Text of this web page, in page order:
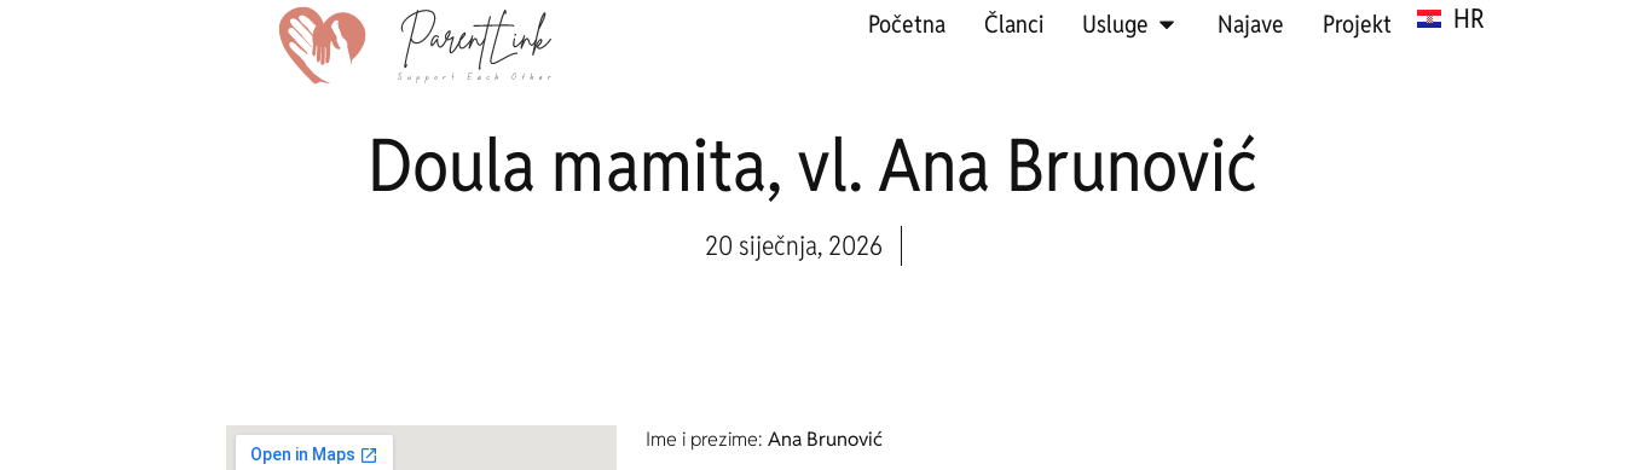
Početna Članci Usluge Najave Projekt HR
SR
Doula mamita, vl. Ana Brunović
20 siječnja, 2026
Ime i prezime:Ana Brunović